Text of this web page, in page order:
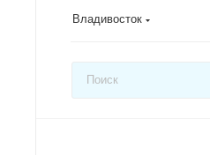
Владивосток